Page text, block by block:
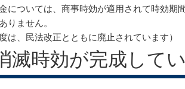
については、商事時効が適用されて時効期
りません。
は、民法改正とともに廃止されています）
滅時効が完成して